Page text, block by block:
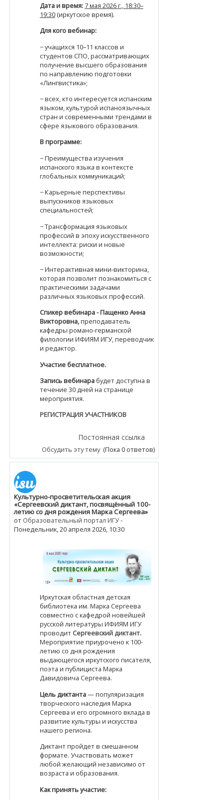
Дата и время:7 мая 2026 г., 18:30–
19:30(иркутское время).
Для кого вебинар:
− учащихся 10–11 классов и
студентов СПО, рассматривающих
получение высшего образования
по направлению подготовки
«Лингвистика»;
− всех, кто интересуется испанским
языком, культурой испаноязычных
стран и современными трендами в
сфере языкового образования.
В программе:
− Преимущества изучения
испанского языка в контексте
глобальных коммуникаций;
− Карьерные перспективы
выпускников языковых
специальностей;
− Трансформация языковых
профессий в эпоху искусственного
интеллекта: риски и новые
возможности;
− Интерактивная мини-викторина,
которая позволит познакомиться с
практическими задачами
различных языковых профессий.
Спикер вебинара - Пащенко Анна
Викторовна,преподаватель
кафедры романо-германской
филологии ИФИЯМ ИГУ, переводчик
и редактор.
Участие бесплатное.
Запись вебинарабудет доступна в
течение 30 дней на странице
мероприятия.
РЕГИСТРАЦИЯ УЧАСТНИКОВ
Постоянная ссылка
Обсудить эту тему (Пока 0 ответов)
Культурно-просветительская акция
«Сергеевский диктант, посвящённый 100-
летию со дня рождения Марка Сергеева»
от Образовательный портал ИГУ-
Понедельник, 20 апреля 2026, 10:30
Иркутская областная детская
библиотека им. Марка Сергеева
совместно с кафедрой новейшей
русской литературы ИФИЯМ ИГУ
проводит Сергеевский диктант.
Мероприятие приурочено к 100-
летию со дня рождения
выдающегося иркутского писателя,
поэта и публициста Марка
Давидовича Сергеева.
Цель диктанта— популяризация
творческого наследия Марка
Сергеева и его огромного вклада в
развитие культуры и искусства
нашего региона.
Диктант пройдет в смешанном
формате. Участвовать может
любой желающий независимо от
возраста и образования.
Как принять участие: